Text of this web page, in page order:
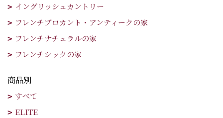
イングリッシュカントリー
フレンチブロカント・アンティークの家
フレンチナチュラルの家
フレンチシックの家
商品別
すべて
ELITE